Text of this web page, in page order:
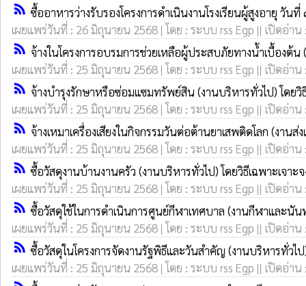
rss_feed ซื้ออาหารว่างรับรองโครงการดำเนินงานโรงเรียนผู้สูงอายุ วั
เผยแพร่วันที่ : 26 มิถุนายน 2568 | โดย : ระบบ rss Egp || เปิดอ่าน
rss_feed จ้างในโครงการอบรมการช่วยเหลือผู้ประสบภัยทางน้ำเบื้องต้
เผยแพร่วันที่ : 25 มิถุนายน 2568 | โดย : ระบบ rss Egp || เปิดอ่าน
rss_feed จ้างบำรุงรักษาหรือซ่อมแซมทรัพย์สิน (งานบริหารทั่วไป) โดยวิ
เผยแพร่วันที่ : 25 มิถุนายน 2568 | โดย : ระบบ rss Egp || เปิดอ่าน
rss_feed จ้างเหมาเครื่องเสียงในกิจกรรมวันต่อต้านยาเสพติดโลก (งาน
เผยแพร่วันที่ : 25 มิถุนายน 2568 | โดย : ระบบ rss Egp || เปิดอ่าน
rss_feed ซื้อวัสดุงานบ้านงานครัว (งานบริหารทั่วไป) โดยวิธีเฉพาะเจาะจ
เผยแพร่วันที่ : 25 มิถุนายน 2568 | โดย : ระบบ rss Egp || เปิดอ่าน
rss_feed ซื้อวัสดุใช้ในการดำเนินการศูนย์กีฬาเทศบาล (งานกีฬาและนัน
เผยแพร่วันที่ : 25 มิถุนายน 2568 | โดย : ระบบ rss Egp || เปิดอ่าน
rss_feed ซื้อวัสดุในโครงการจัดงานรัฐพิธีและวันสำคัญ (งานบริหารทั่วไป)
เผยแพร่วันที่ : 25 มิถุนายน 2568 | โดย : ระบบ rss Egp || เปิดอ่าน